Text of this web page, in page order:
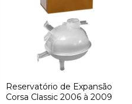
Reservatório de Expansão
Corsa Classic 2006 à 2009